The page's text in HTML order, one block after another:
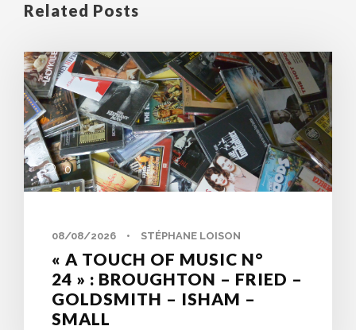
Related Posts
0
08/08/2026 • STÉPHANE LOISON
« A TOUCH OF MUSIC N°
24 » : BROUGHTON – FRIED –
GOLDSMITH – ISHAM –
SMALL